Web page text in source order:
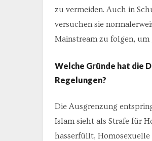
zu vermeiden. Auch in
versuchen sie
Mainstream zu folgen,
Welche Gründe hat die
Regelungen?
Die Ausgrenzung
Islam sieht als Strafe für
hasserfüllt, Homosexuelle